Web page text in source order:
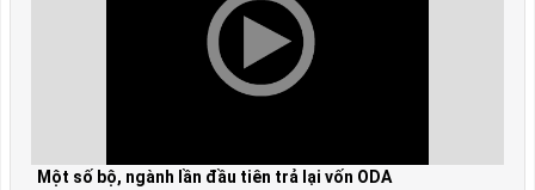
Một số bộ, ngành lần đầu tiên trả lại vốn ODA